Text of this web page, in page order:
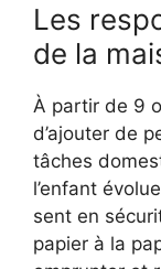
Les
de la
À partir de 9
d’ajouter de
tâches
l’enfant
sent en
papier à la